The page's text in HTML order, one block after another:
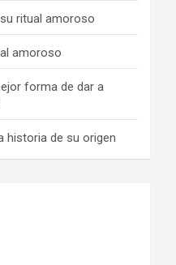
ritual amoroso
amoroso
forma de dar a
historia de su origen